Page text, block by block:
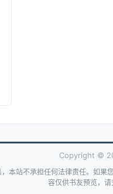
Copyright ©
本站不承担任何法律责任。如
容仅供书友预览，请